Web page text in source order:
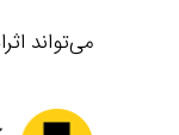
می‌تواند